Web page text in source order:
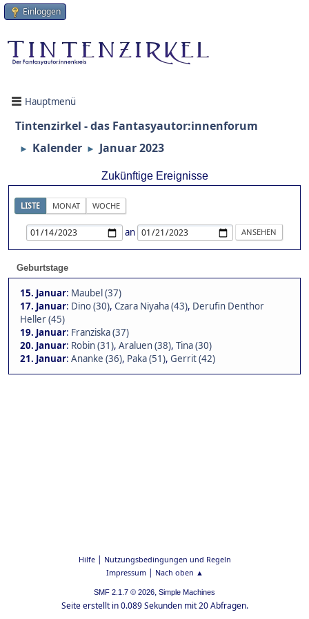
Einloggen
Hauptmenü
Tintenzirkel - das Fantasyautor:innenforum
► Kalender ► Januar 2023
Zukünftige Ereignisse
LISTE MONAT WOCHE
an
Geburtstage
15. Januar: Maubel (37)
17. Januar: Dino (30), Czara Niyaha (43), Derufin Denthor
Heller (45)
19. Januar: Franziska (37)
20. Januar: Robin (31), Araluen (38), Tina (30)
21. Januar: Ananke (36), Paka (51), Gerrit (42)
Hilfe| Nutzungsbedingungen und Regeln
Impressum| Nach oben ▲
SMF 2.1.7 © 2026, Simple Machines
Seite erstellt in 0.089 Sekunden mit 20 Abfragen.